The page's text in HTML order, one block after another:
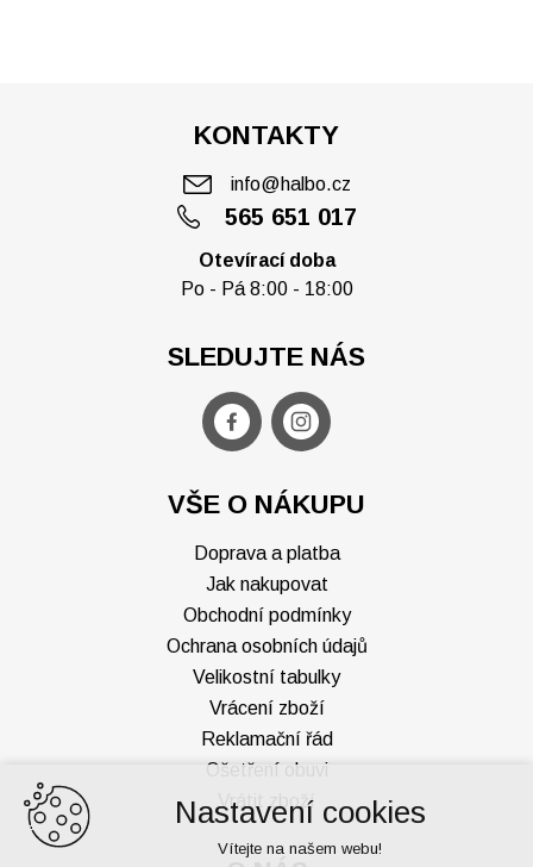
KONTAKTY
565 651 017
info@halbo.cz
Otevírací doba
Po - Pá 8:00 - 18:00
VŠE O NÁKUPU
Doprava a platba
Jak nakupovat
Obchodní podmínky
Ochrana osobních údajů
Velikostní tabulky
Vrácení zboží
Reklamační řád
Ošetření obuvi
Vrátit zboží
SLEDUJTE NÁS
Nastavení cookies
Vítejte na našem webu!